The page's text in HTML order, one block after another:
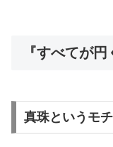
『すべてが
真珠というモ